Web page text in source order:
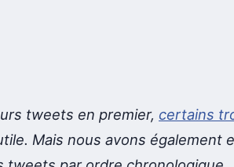
tweets en premier, certains
Mais nous avons également